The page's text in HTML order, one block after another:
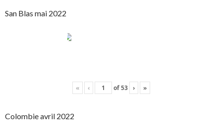
San Blas mai 2022
« ‹ of53 › »
Colombie avril 2022